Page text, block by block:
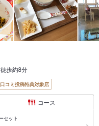
歩約8分
口コミ投稿特典対象店
コース
セット